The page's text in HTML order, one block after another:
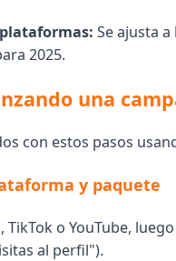
Se ajusta
2025.
una
con estos pasos
y paquete
o YouTube,
al perfil").